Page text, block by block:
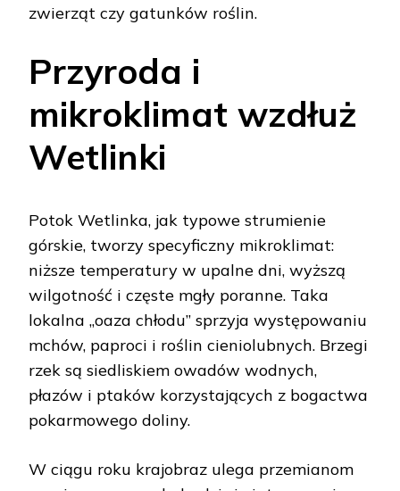
zwierząt czy gatunków roślin.
Przyroda i
mikroklimat wzdłuż
Wetlinki
Potok Wetlinka, jak typowe strumienie
górskie, tworzy specyficzny mikroklimat:
niższe temperatury w upalne dni, wyższą
wilgotność i częste mgły poranne. Taka
lokalna „oaza chłodu” sprzyja występowaniu
mchów, paproci i roślin cieniolubnych. Brzegi
rzek są siedliskiem owadów wodnych,
płazów i ptaków korzystających z bogactwa
pokarmowego doliny.
W ciągu roku krajobraz ulega przemianom